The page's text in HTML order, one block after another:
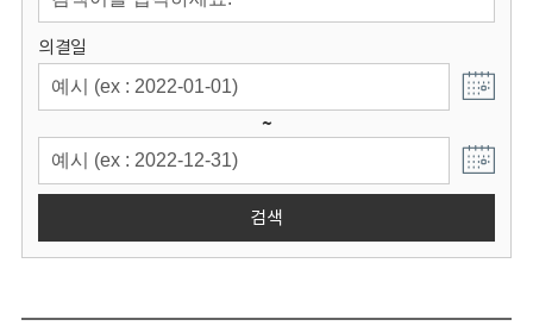
의결일
~
검색